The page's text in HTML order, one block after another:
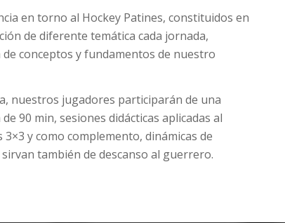
en torno al Hockey Patines, constituidos en
de diferente temática cada jornada,
de conceptos y fundamentos de nuestro
nuestros jugadores participarán de una
90 min, sesiones didácticas aplicadas al
y como complemento, dinámicas de
también de descanso al guerrero.